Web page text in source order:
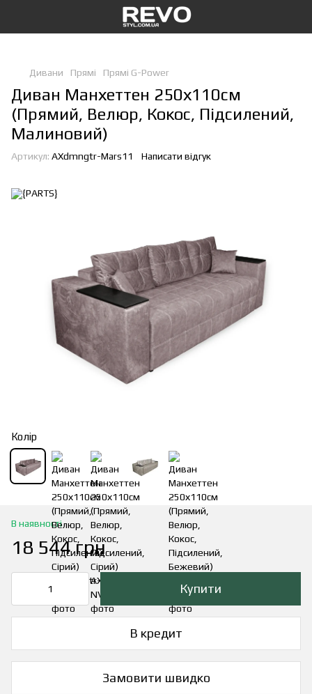
Дивани Прямі Прямі G-Power
Диван Манхеттен 250х110см
(Прямий, Велюр, Кокос, Підсилений,
Малиновий)
Артикул: AXdmngtr-Mars11 Написати відгук
Колір
В наявності
18 544 грн
Купити
В кредит
Замовити швидко